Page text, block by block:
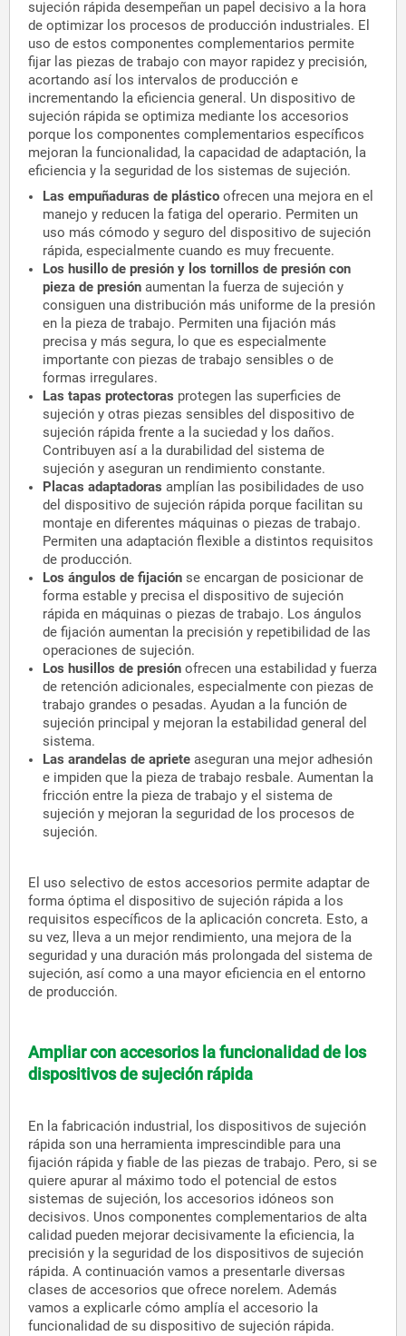
sujeción rápida desempeñan un papel decisivo a la hora
de optimizar los procesos de producción industriales. El
uso de estos componentes complementarios permite
fijar las piezas de trabajo con mayor rapidez y precisión,
acortando así los intervalos de producción e
incrementando la eficiencia general. Un dispositivo de
sujeción rápida se optimiza mediante los accesorios
porque los componentes complementarios específicos
mejoran la funcionalidad, la capacidad de adaptación, la
eficiencia y la seguridad de los sistemas de sujeción.
Las empuñaduras de plástico ofrecen una mejora en el
manejo y reducen la fatiga del operario. Permiten un
uso más cómodo y seguro del dispositivo de sujeción
rápida, especialmente cuando es muy frecuente.
Los husillo de presión y los tornillos de presión con
pieza de presión aumentan la fuerza de sujeción y
consiguen una distribución más uniforme de la presión
en la pieza de trabajo. Permiten una fijación más
precisa y más segura, lo que es especialmente
importante con piezas de trabajo sensibles o de
formas irregulares.
Las tapas protectoras protegen las superficies de
sujeción y otras piezas sensibles del dispositivo de
sujeción rápida frente a la suciedad y los daños.
Contribuyen así a la durabilidad del sistema de
sujeción y aseguran un rendimiento constante.
Placas adaptadoras amplían las posibilidades de uso
del dispositivo de sujeción rápida porque facilitan su
montaje en diferentes máquinas o piezas de trabajo.
Permiten una adaptación flexible a distintos requisitos
de producción.
Los ángulos de fijación se encargan de posicionar de
forma estable y precisa el dispositivo de sujeción
rápida en máquinas o piezas de trabajo. Los ángulos
de fijación aumentan la precisión y repetibilidad de las
operaciones de sujeción.
Los husillos de presión ofrecen una estabilidad y fuerza
de retención adicionales, especialmente con piezas de
trabajo grandes o pesadas. Ayudan a la función de
sujeción principal y mejoran la estabilidad general del
sistema.
Las arandelas de apriete aseguran una mejor adhesión
e impiden que la pieza de trabajo resbale. Aumentan la
fricción entre la pieza de trabajo y el sistema de
sujeción y mejoran la seguridad de los procesos de
sujeción.
El uso selectivo de estos accesorios permite adaptar de
forma óptima el dispositivo de sujeción rápida a los
requisitos específicos de la aplicación concreta. Esto, a
su vez, lleva a un mejor rendimiento, una mejora de la
seguridad y una duración más prolongada del sistema de
sujeción, así como a una mayor eficiencia en el entorno
de producción.
Ampliar con accesorios la funcionalidad de los
dispositivos de sujeción rápida
En la fabricación industrial, los dispositivos de sujeción
rápida son una herramienta imprescindible para una
fijación rápida y fiable de las piezas de trabajo. Pero, si se
quiere apurar al máximo todo el potencial de estos
sistemas de sujeción, los accesorios idóneos son
decisivos. Unos componentes complementarios de alta
calidad pueden mejorar decisivamente la eficiencia, la
precisión y la seguridad de los dispositivos de sujeción
rápida. A continuación vamos a presentarle diversas
clases de accesorios que ofrece norelem. Además
vamos a explicarle cómo amplía el accesorio la
funcionalidad de su dispositivo de sujeción rápida.